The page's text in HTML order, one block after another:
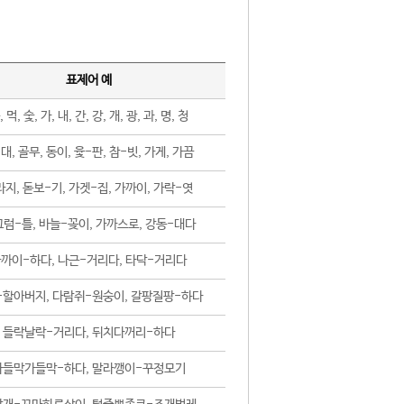
표제어 예
먹, 숯, 가, 내, 간, 강, 개, 광, 과, 명, 청
, 골무, 동이, 윷-판, 참-빗, 가게, 가끔
지, 돋보-기, 가겟-집, 가까이, 가락-엿
럼-틀, 바늘-꽂이, 가까스로, 강동-대다
이-하다, 나근-거리다, 타닥-거리다
아버지, 다람쥐-원숭이, 갈팡질팡-하다
들락날락-거리다, 뒤치다꺼리-하다
들막가들막-하다, 말라깽이-꾸정모기